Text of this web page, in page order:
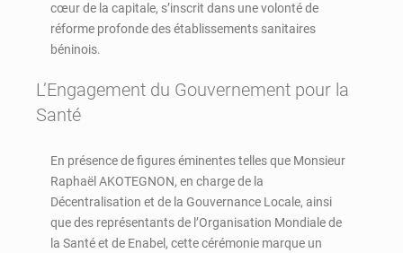
cœur de la capitale, s’inscrit dans une volonté de
réforme profonde des établissements sanitaires
béninois.
L’Engagement du Gouvernement pour la
Santé
En présence de figures éminentes telles que Monsieur
Raphaël AKOTEGNON, en charge de la
Décentralisation et de la Gouvernance Locale, ainsi
que des représentants de l’Organisation Mondiale de
la Santé et de Enabel, cette cérémonie marque un